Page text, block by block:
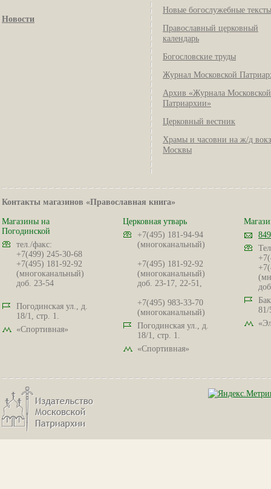
Новости
Новые богослужебные тексты
Православный церковный
календарь
Богословские труды
Журнал Московской
Архив «Журнала Московской
Патриархии»
Церковный вестник
Храмы и часовни на ж/д
Москвы
Контакты магазинов «Православная книга»
Магазины на
Погодинской
тел./факс:
+7(499) 245-30-68
+7(495) 181-92-92
(многоканальный)
доб. 23-54
Погодинская ул., д.
18/1, стр. 1.
«Спортивная»
Церковная утварь
+7(495) 181-94-94
(многоканальный)
+7(495) 181-92-92
(многоканальный)
доб. 23-17, 22-51,
+7(495) 983-33-70
(многоканальный)
Погодинская ул., д.
18/1, стр. 1.
«Спортивная»
81/